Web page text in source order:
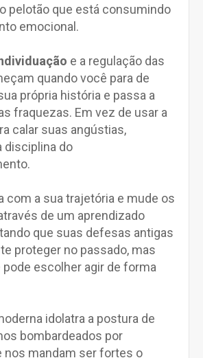
pelotão que está consumindo
emocional.
e a regulação das
quando você para de
própria história e passa a
fraquezas. Em vez de usar a
calar suas angústias,
disciplina do
com a sua trajetória e mude os
de um aprendizado
que suas defesas antigas
proteger no passado, mas
escolher agir de forma
idolatra a postura de
bombardeados por
nos mandam ser fortes o